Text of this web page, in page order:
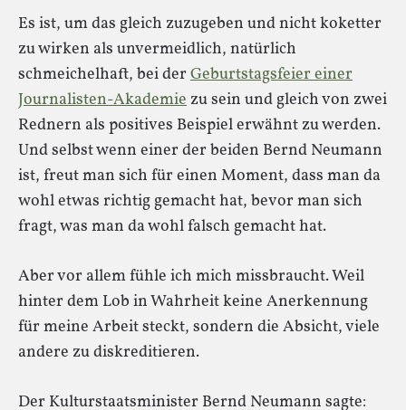
Es ist, um das gleich zuzugeben und nicht koketter
zu wirken als unvermeidlich, natürlich
schmeichelhaft, bei der Geburtstagsfeier einer
Journalisten-Akademie zu sein und gleich von zwei
Rednern als positives Beispiel erwähnt zu werden.
Und selbst wenn einer der beiden Bernd Neumann
ist, freut man sich für einen Moment, dass man da
wohl etwas richtig gemacht hat, bevor man sich
fragt, was man da wohl falsch gemacht hat.
Aber vor allem fühle ich mich missbraucht. Weil
hinter dem Lob in Wahrheit keine Anerkennung
für meine Arbeit steckt, sondern die Absicht, viele
andere zu diskreditieren.
Der Kulturstaatsminister Bernd Neumann sagte: